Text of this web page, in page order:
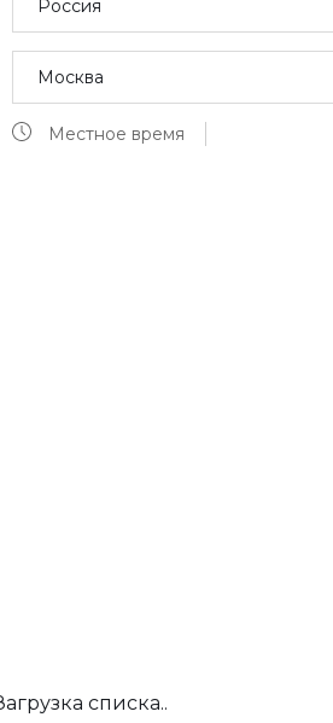
Россия
Москва
Местное время
списка..